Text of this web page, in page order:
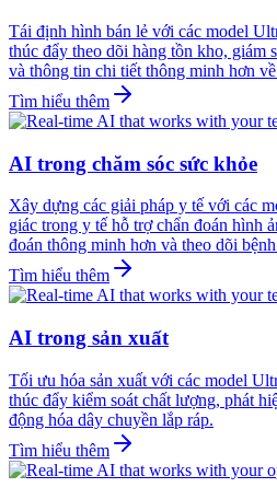
Tái định hình bán lẻ với các model
thúc đẩy theo dõi hàng tồn kho, giám
và thông tin chi tiết thông minh hơn
Tìm hiểu thêm
AI trong chăm sóc sức khỏe
Xây dựng các giải pháp y tế với các
giác trong y tế hỗ trợ chẩn đoán hình
đoán thông minh hơn và theo dõi
Tìm hiểu thêm
AI trong sản xuất
Tối ưu hóa sản xuất với các model
thúc đẩy kiểm soát chất lượng, phát
động hóa dây chuyền lắp ráp.
Tìm hiểu thêm